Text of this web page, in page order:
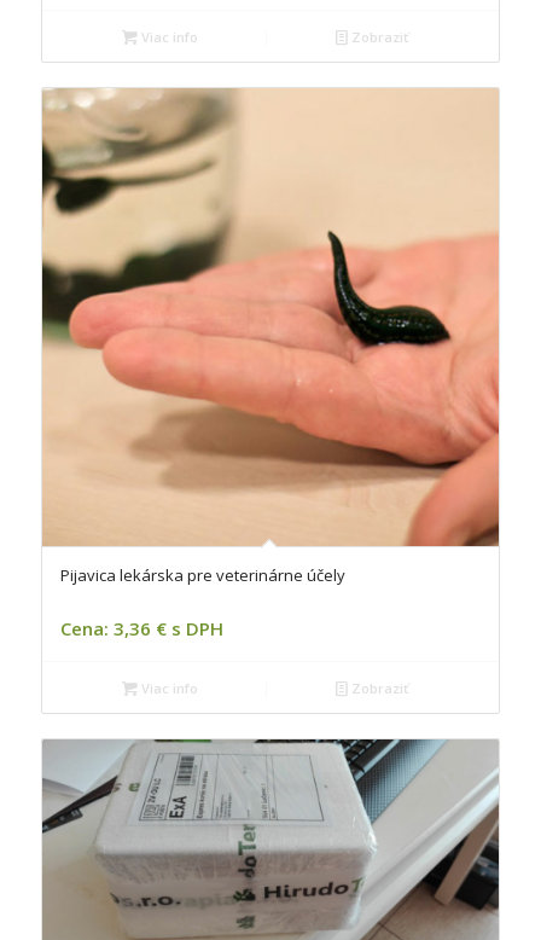
Viac info Zobraziť
Pijavica lekárska pre veterinárne účely
Cena: 3,36 € s DPH
Viac info Zobraziť